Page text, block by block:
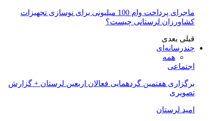
ماجرای پرداخت وام 100 میلیونی برای نوسازی تجهیزات
کشاورزان لرستانی چیست؟
قبلی بعدی
چندرسانه‌ای
همه
اجتماعی
برگزاری هفتمین گردهمایی فعالان اربعین لرستان + گزارش
تصویری
امید لرستان